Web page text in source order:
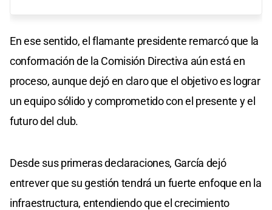
En ese sentido, el flamante presidente remarcó que la
conformación de la Comisión Directiva aún está en
proceso, aunque dejó en claro que el objetivo es lograr
un equipo sólido y comprometido con el presente y el
futuro del club.
Desde sus primeras declaraciones, García dejó
entrever que su gestión tendrá un fuerte enfoque en la
infraestructura, entendiendo que el crecimiento